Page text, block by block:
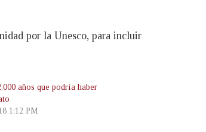
por la Unesco, para incluir
años que podría haber
1:12 PM